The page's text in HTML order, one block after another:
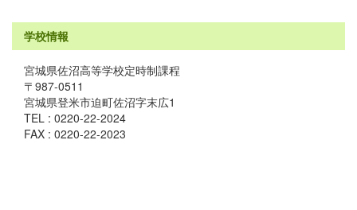
学校情報
宮城県佐沼高等学校定時制課程
〒987-0511
宮城県登米市迫町佐沼字末広1
TEL : 0220-22-2024
FAX : 0220-22-2023